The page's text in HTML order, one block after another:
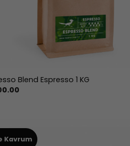
Blend Espresso 1 KG
Kavrum